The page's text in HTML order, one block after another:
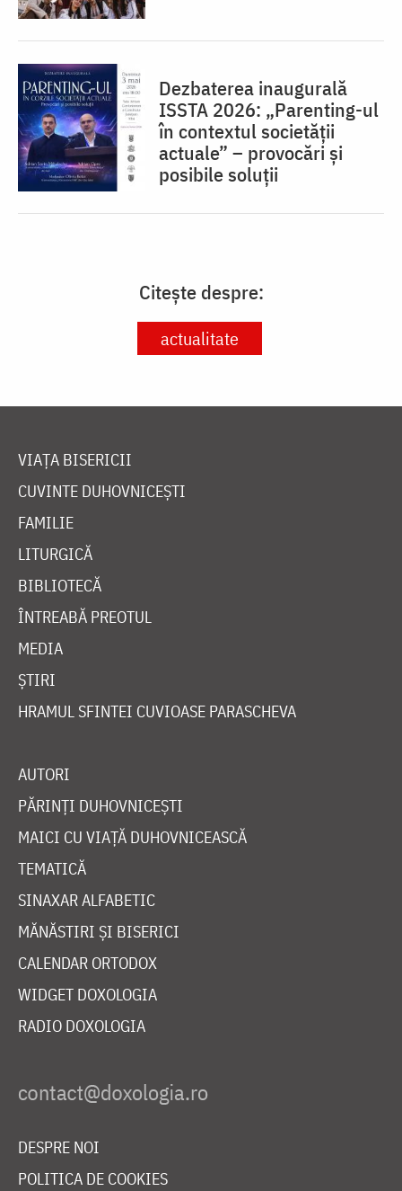
Dezbaterea inaugurală
ISSTA 2026: „Parenting-ul
în contextul societății
actuale” – provocări și
posibile soluții
Citește despre:
actualitate
VIAȚA BISERICII
CUVINTE DUHOVNICEȘTI
FAMILIE
LITURGICĂ
BIBLIOTECĂ
ÎNTREABĂ PREOTUL
MEDIA
ȘTIRI
HRAMUL SFINTEI CUVIOASE PARASCHEVA
AUTORI
PĂRINȚI DUHOVNICEȘTI
MAICI CU VIAȚĂ DUHOVNICEASCĂ
TEMATICĂ
SINAXAR ALFABETIC
MĂNĂSTIRI ȘI BISERICI
CALENDAR ORTODOX
WIDGET DOXOLOGIA
RADIO DOXOLOGIA
DESPRE NOI
POLITICA DE COOKIES